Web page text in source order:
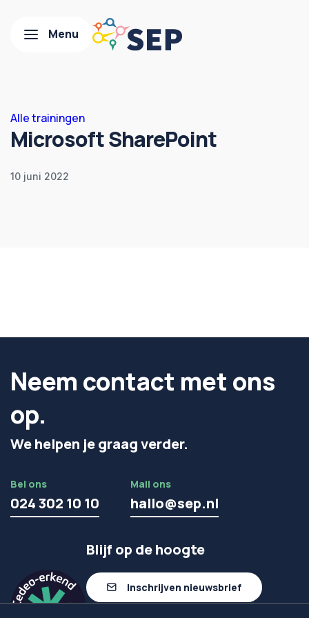
Alle trainingen
Microsoft SharePoint
10 juni 2022
Neem contact met ons
op.
We helpen je graag verder.
Bel ons
024 302 10 10
Mail ons
hallo@sep.nl
Blijf op de hoogte
Inschrijven nieuwsbrief